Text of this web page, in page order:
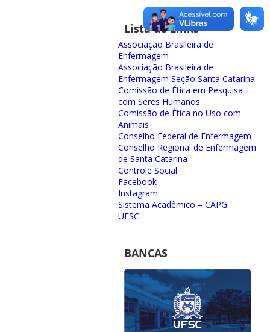
Lista de Links
Associação Brasileira de
Enfermagem
Associação Brasileira de
Enfermagem Seção Santa Catarina
Comissão de Ética em Pesquisa
com Seres Humanos
Comissão de Ética no Uso com
Animais
Conselho Federal de Enfermagem
Conselho Regional de Enfermagem
de Santa Catarina
Controle Social
Facebook
Instagram
Sistema Acadêmico – CAPG
UFSC
BANCAS